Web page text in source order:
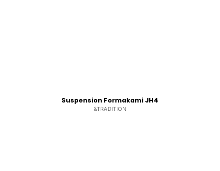
Suspension Formakami JH4
&TRADITION